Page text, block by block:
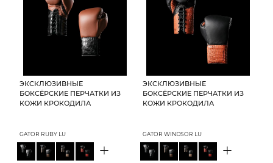
ЭКСКЛЮЗИВНЫЕ
БОКСЁРСКИЕ ПЕРЧАТКИ ИЗ
КОЖИ КРОКОДИЛА
GATOR RUBY LU
+
ЭКСКЛЮЗИВНЫЕ
БОКСЁРСКИЕ ПЕРЧАТКИ ИЗ
КОЖИ КРОКОДИЛА
GATOR WINDSOR LU
+